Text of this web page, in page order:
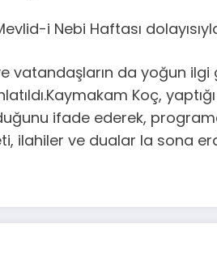
i Nebi Haftası
vatandaşların da yoğun
Koç,
ifade ederek,
ilahiler ve dualar la sona